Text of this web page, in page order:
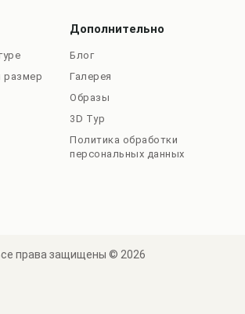
размер
Дополнительно
Блог
Галерея
Образы
3D Тур
Политика обработки
персональных данных
права защищены © 2026